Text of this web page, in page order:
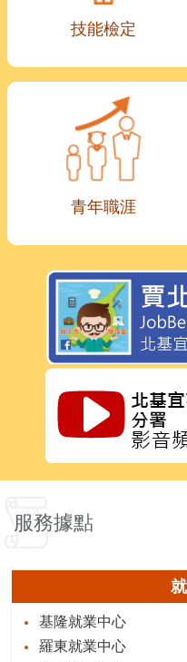
技能檢定
青年職涯
服務據點
基隆就業中心
羅東就業中心